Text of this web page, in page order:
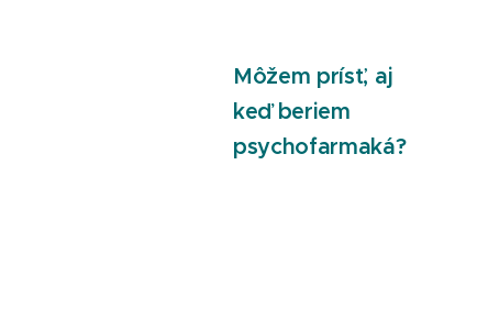
Môžem prísť, aj
keď beriem
psychofarmaká?